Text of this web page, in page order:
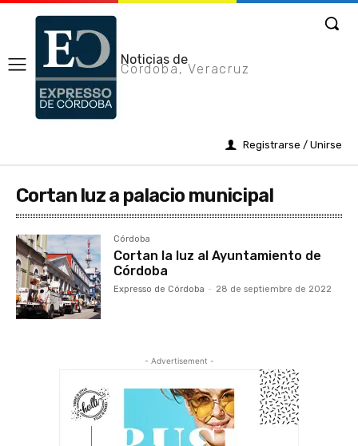
Noticias de
Cordoba, Veracruz
Registrarse / Unirse
Cortan luz a palacio municipal
Córdoba
Cortan la luz al Ayuntamiento de
Córdoba
Expresso de Córdoba - 28 de septiembre de 2022
- Advertisement -